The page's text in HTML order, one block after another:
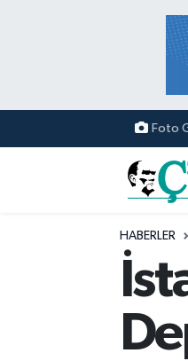
Foto
HABERLER
Mersin Nöbetçi
Mersin Hava
Mersin Namaz
Mersin Trafik
Süper Lig Puan
Tüm Manşetler
Son Dakika